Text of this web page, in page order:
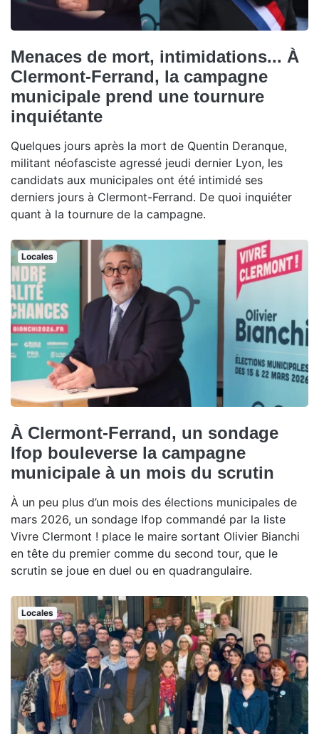
Menaces de mort, intimidations... À
Clermont-Ferrand, la campagne
municipale prend une tournure
inquiétante
Quelques jours après la mort de Quentin Deranque,
militant néofasciste agressé jeudi dernier Lyon, les
candidats aux municipales ont été intimidé ses
derniers jours à Clermont-Ferrand. De quoi inquiéter
quant à la tournure de la campagne.
Locales
À Clermont-Ferrand, un sondage
Ifop bouleverse la campagne
municipale à un mois du scrutin
À un peu plus d’un mois des élections municipales de
mars 2026, un sondage Ifop commandé par la liste
Vivre Clermont ! place le maire sortant Olivier Bianchi
en tête du premier comme du second tour, que le
scrutin se joue en duel ou en quadrangulaire.
Locales